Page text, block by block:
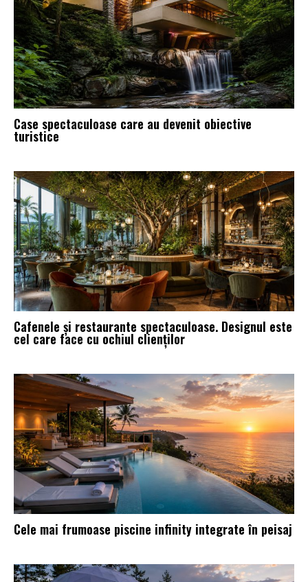
Case spectaculoase care au devenit obiective
turistice
Cafenele și restaurante spectaculoase. Designul este
cel care face cu ochiul clienților
Cele mai frumoase piscine infinity integrate în peisaj